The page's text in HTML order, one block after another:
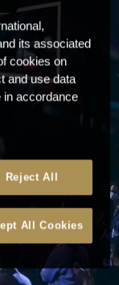
its associated
cookies on
and use data
in accordance
Reject All
All Cookies